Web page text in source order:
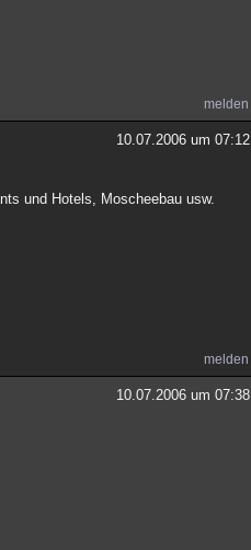
melden
10.07.2006 um 07:12
und Hotels, Moscheebau usw.
melden
10.07.2006 um 07:38